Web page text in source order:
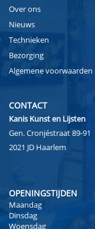
Over ons
Nieuws
Technieken
Bezorging
Algemene voorwaarden
CONTACT
Kanis Kunst en Lijsten
Gen. Cronjéstraat 89-91
2021 JD Haarlem
OPENINGSTIJDEN
Maandag
Dinsdag
Woensdag